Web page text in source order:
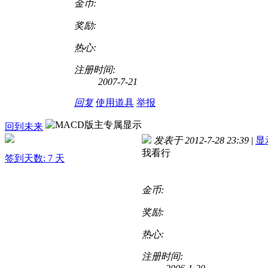
金币:
奖励:
热心:
注册时间:
2007-7-21
回复 使用道具 举报
回到未来
签到天数: 7 天
发表于 2012-7-28 23:39 | 显
我看行
金币:
奖励:
热心:
注册时间: